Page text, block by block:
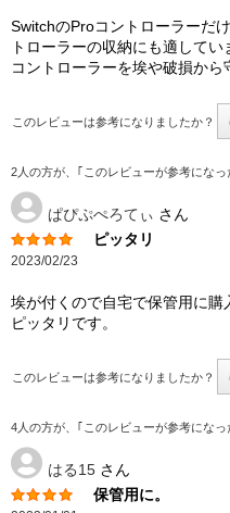
SwitchのProコントローラーだ
トローラーの収納にも適してい
コントローラーを埃や破損から
このレビューは参考になりましたか？
2人の方が、｢このレビューが参考になっ
ぱぴぷぺろてぃ さん
ピッタリ
2023/02/23
埃が付くので自宅で保管用に購
ピッタリです。
このレビューは参考になりましたか？
4人の方が、｢このレビューが参考になっ
はる15 さん
保管用に。